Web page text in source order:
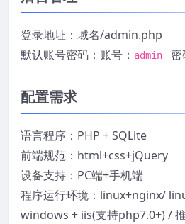
登录地址：域名/admin.php
默认账号密码：账号： admin 密
配置需求
语言程序：PHP + SQLite
前端规范：html+css+jQuery
设备支持：PC端+手机端
程序运行环境：linux+nginx/
windows + iis(支持php7.0+) /